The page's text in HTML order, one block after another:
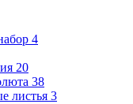
4
20
38
листья 3